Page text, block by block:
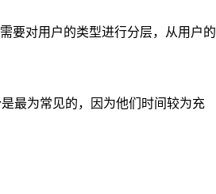
要对用户的类型进行分层，从用户的
最为常见的，因为他们 时间较为充